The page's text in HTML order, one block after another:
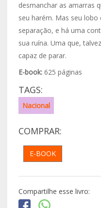
desmanchar as amarras
seu harém. Mas seu
separação, e há uma
sua ruína. Uma que,
capaz de parar.
E-book:625 páginas
TAGS:
Nacional
COMPRAR:
E-BOOK
Compartilhe esse livro: